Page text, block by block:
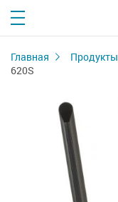
Главная
620S